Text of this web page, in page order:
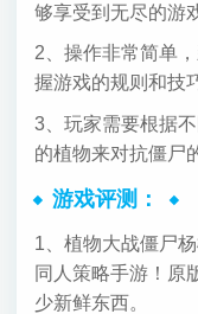
够享受到无尽的游
2、操作非常简单
握游戏的规则和技
3、玩家需要根据
的植物来对抗僵尸
游戏评测：
1、植物大战僵尸
同人策略手游！原
少新鲜东西。